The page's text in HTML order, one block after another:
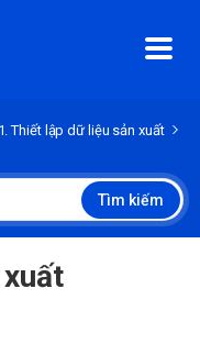
1. Thiết lập dữ liệu sản xuất
Tìm kiếm